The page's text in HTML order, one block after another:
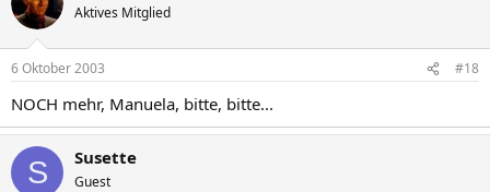
Aktives Mitglied
6 Oktober 2003 #18
NOCH mehr, Manuela, bitte, bitte...
S Susette
Guest